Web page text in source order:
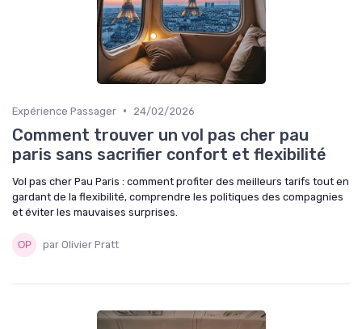
Expérience Passager • 24/02/2026
Comment trouver un vol pas cher pau
paris sans sacrifier confort et flexibilité
Vol pas cher Pau Paris : comment profiter des meilleurs tarifs tout en
gardant de la flexibilité, comprendre les politiques des compagnies
et éviter les mauvaises surprises.
par Olivier Pratt